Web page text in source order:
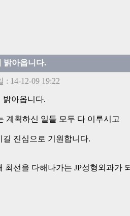
밝아옵니다.
: 14-12-09 19:22
밝아옵니다.
계획하신 일들 모두 다 이루시고
진심으로 기원합니다.
최선을 다해나가는 JP성형외과가